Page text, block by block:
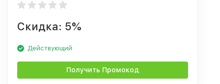
Скидка: 5%
Действующий
Получить Промокод